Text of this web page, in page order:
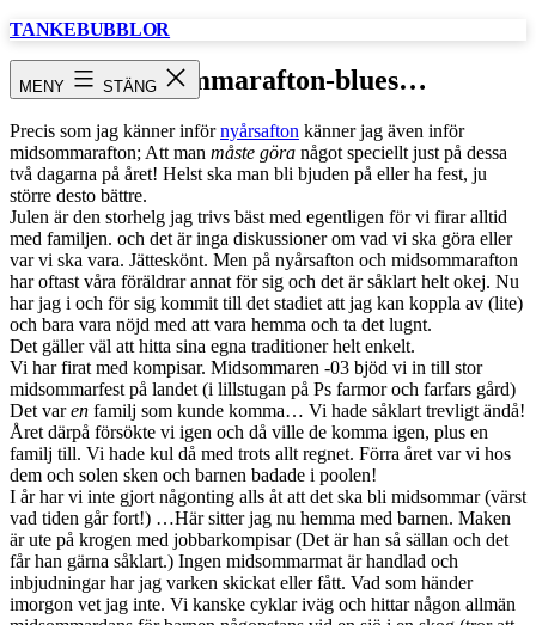
Hoppa
TANKEBUBBLOR
MENY STÄNG
Midsommarafton-blues…
Precis som jag känner införnyårsafton känner jag även inför
midsommarafton; Att man måste göra något speciellt just på dessa
två dagarna på året! Helst ska man bli bjuden på eller ha fest, ju
större desto bättre.
Julen är den storhelg jag trivs bäst med egentligen för vi firar alltid
med familjen. och det är inga diskussioner om vad vi ska göra eller
var vi ska vara. Jätteskönt. Men på nyårsafton och midsommarafton
har oftast våra föräldrar annat för sig och det är såklart helt okej. Nu
har jag i och för sig kommit till det stadiet att jag kan koppla av (lite)
och bara vara nöjd med att vara hemma och ta det lugnt.
Det gäller väl att hitta sina egna traditioner helt enkelt.
Vi har firat med kompisar. Midsommaren -03 bjöd vi in till stor
midsommarfest på landet (i lillstugan på Ps farmor och farfars gård)
Det varen familj som kunde komma… Vi hade såklart trevligt ändå!
Året därpå försökte vi igen och då ville de komma igen, plus en
familj till. Vi hade kul då med trots allt regnet. Förra året var vi hos
dem och solen sken och barnen badade i poolen!
I år har vi inte gjort någonting alls åt att det ska bli midsommar (värst
vad tiden går fort!) …Här sitter jag nu hemma med barnen. Maken
är ute på krogen med jobbarkompisar (Det är han så sällan och det
får han gärna såklart.) Ingen midsommarmat är handlad och
inbjudningar har jag varken skickat eller fått. Vad som händer
imorgon vet jag inte. Vi kanske cyklar iväg och hittar någon allmän